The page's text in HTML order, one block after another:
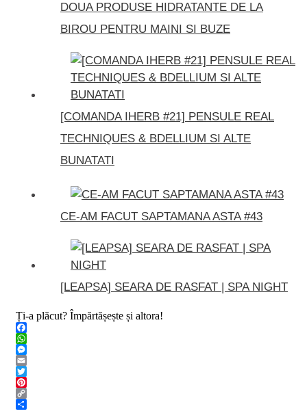
DOUA PRODUSE HIDRATANTE DE LA
BIROU PENTRU MAINI SI BUZE
[COMANDA IHERB #21] PENSULE REAL
TECHNIQUES & BDELLIUM SI ALTE
BUNATATI
CE-AM FACUT SAPTAMANA ASTA #43
[LEAPSA] SEARA DE RASFAT | SPA NIGHT
Ți-a plăcut? Împărtășește și altora!
Facebook
WhatsApp
Messenger
Email
Twitter
Pinterest
Copy